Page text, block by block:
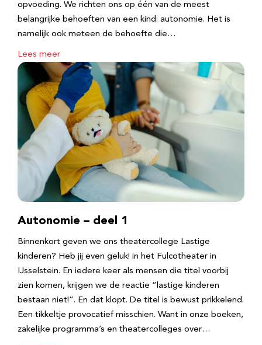
opvoeding. We richten ons op één van de meest
belangrijke behoeften van een kind: autonomie. Het is
namelijk ook meteen de behoefte die…
Lees meer
Autonomie – deel 1
Binnenkort geven we ons theatercollege Lastige
kinderen? Heb jij even geluk! in het Fulcotheater in
IJsselstein. En iedere keer als mensen die titel voorbij
zien komen, krijgen we de reactie “lastige kinderen
bestaan niet!”. En dat klopt. De titel is bewust prikkelend.
Een tikkeltje provocatief misschien. Want in onze boeken,
zakelijke programma’s en theatercolleges over…